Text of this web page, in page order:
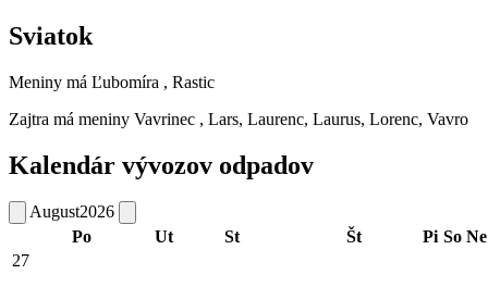
Sviatok
Meniny má Ľubomíra , Rastic
Zajtra má meniny Vavrinec , Lars, Laurenc, Laurus, Lorenc, Vavro
Kalendár vývozov odpadov
August2026
Po
Ut St Št Pi So Ne
27